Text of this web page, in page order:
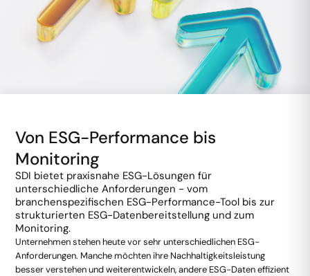
Von ESG-Performance bis
Monitoring
SDI bietet praxisnahe ESG-Lösungen für
unterschiedliche Anforderungen - vom
branchenspezifischen ESG-Performance-Tool bis zur
strukturierten ESG-Datenbereitstellung und zum
Monitoring.
Unternehmen stehen heute vor sehr unterschiedlichen ESG-
Anforderungen. Manche möchten ihre Nachhaltigkeitsleistung
besser verstehen und weiterentwickeln, andere ESG-Daten effizient